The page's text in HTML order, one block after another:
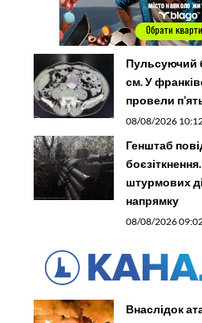
Пульсуючий
см. У
провели
08/08/2026
Генштаб
штурмових
напрямку
08/08/2026
Внаслідок